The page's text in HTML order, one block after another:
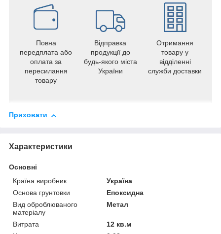
Повна
передплата або
оплата за
пересилання
товару
Відправка
продукції до
будь-якого міста
України
Отримання
товару у
відділенні
служби доставки
Приховати
Характеристики
Основні
Країна виробник
Україна
Основа грунтовки
Епоксидна
Вид оброблюваного
матеріалу
Метал
Витрата
12 кв.м